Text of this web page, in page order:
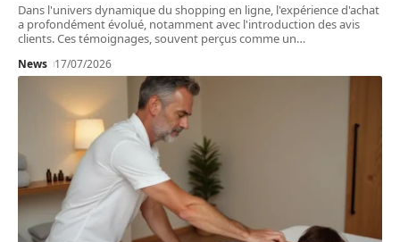
Dans l'univers dynamique du shopping en ligne, l'expérience d'achat
a profondément évolué, notamment avec l'introduction des avis
clients. Ces témoignages, souvent perçus comme un…
News 17/07/2026